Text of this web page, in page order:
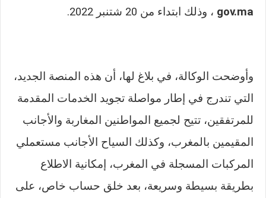
gov.ma ، وذلك ابتداء من 20 شتنبر 2022.
وأوضحت الوكالة، في بلاغ لها، أن هذه المنصة الجديد،
التي تندرج في إطار مواصلة تجويد الخدمات المقدمة
للمرتفقين، تتيح لجميع المواطنين المغاربة والأجانب
المقيمين بالمغرب، وكذلك السياح الأجانب مستعملي
المركبات المسجلة في المغرب، إمكانية الاطلاع
بطريقة بسيطة وسريعة، بعد خلق حساب خاص، على